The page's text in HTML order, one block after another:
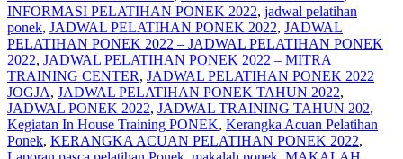
INFORMASI PELATIHAN PONEK 2022, jadwal pelatihan
ponek, JADWAL PELATIHAN PONEK 2022, JADWAL
PELATIHAN PONEK 2022 – JADWAL PELATIHAN PONEK
2022, JADWAL PELATIHAN PONEK 2022 – MITRA
TRAINING CENTER, JADWAL PELATIHAN PONEK 2022
JOGJA, JADWAL PELATIHAN PONEK TAHUN 2022,
JADWAL PONEK 2022, JADWAL TRAINING TAHUN 202,
Kegiatan In House Training PONEK, Kerangka Acuan Pelatihan
Ponek, KERANGKA ACUAN PELATIHAN PONEK 2022,